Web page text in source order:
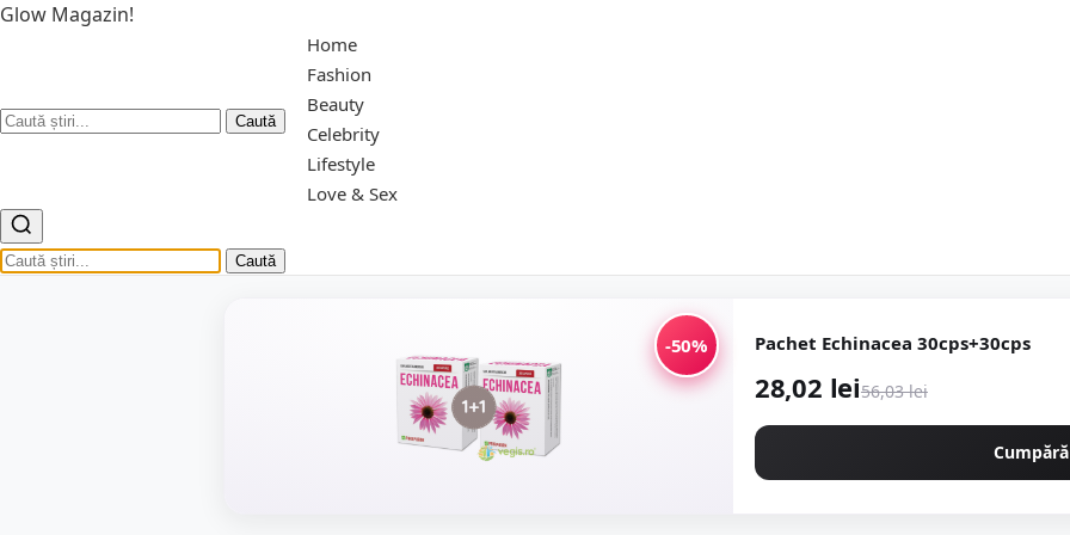
Glow Magazin!
Caută
Home
Fashion
Beauty
Celebrity
Lifestyle
Love & Sex
Caută
-50% Pachet Echinacea 30cps+30cps
28,02 lei56,03 lei